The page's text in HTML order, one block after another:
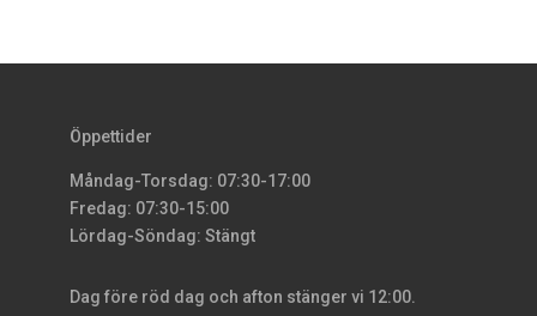
Öppettider
Måndag-Torsdag: 07:30-17:00
Fredag: 07:30-15:00
Lördag-Söndag: Stängt
Dag före röd dag och afton stänger vi 12:00.